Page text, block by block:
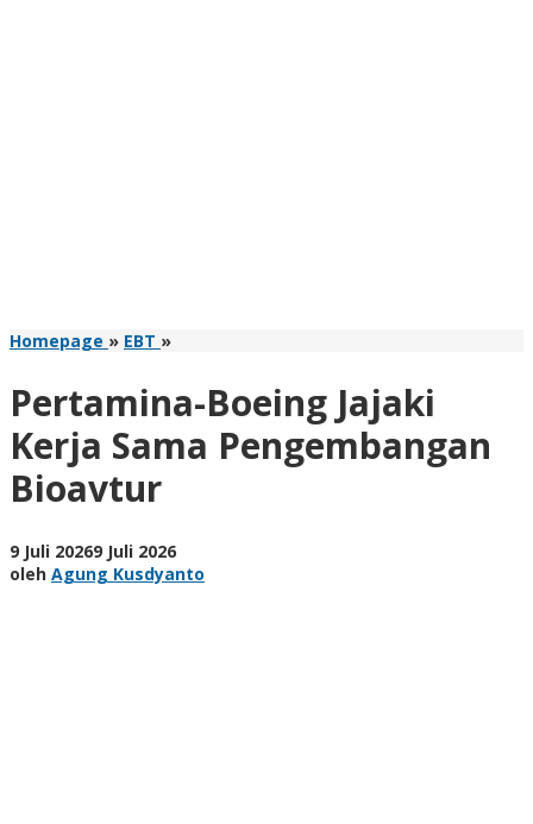
Homepage » EBT »Pertamina-
Jajaki
Kerja
Pengembangan
Pertamina-Boeing Jajaki
Kerja Sama Pengembangan
Bioavtur
9 Juli 20269 Juli 2026oleh
Agung
oleh Agung Kusdyanto